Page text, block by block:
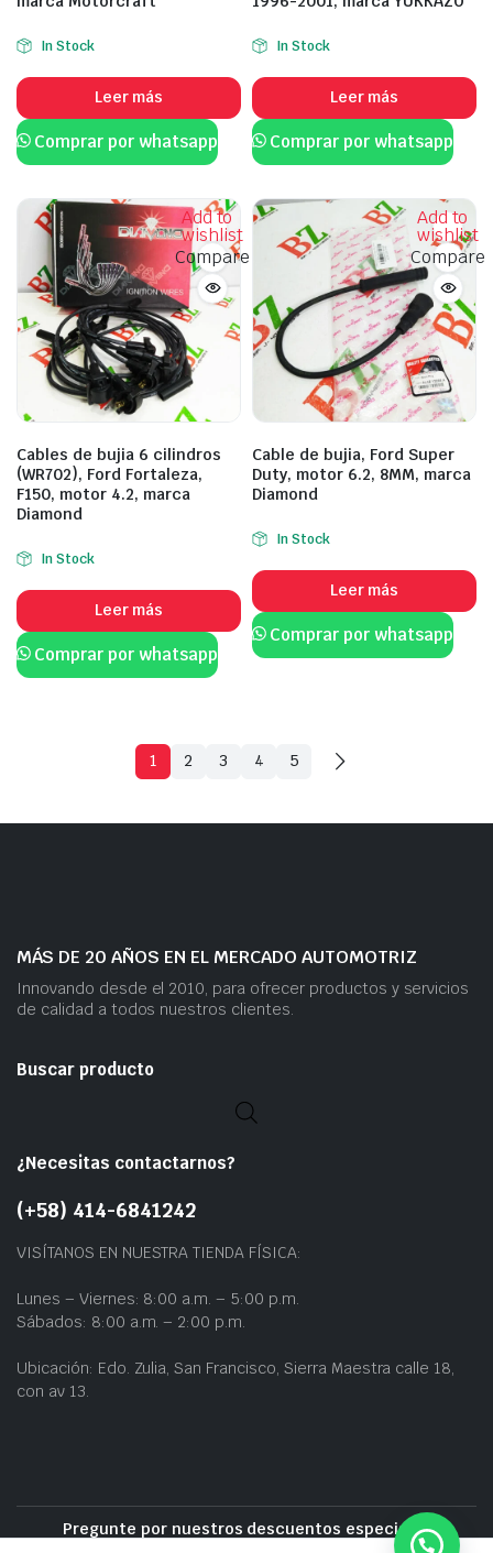
In Stock
Leer más
Comprar por whatsapp
In Stock
Leer más
Comprar por whatsapp
Add to
wishlist
Compare
Cables de bujia 6 cilindros
(WR702), Ford Fortaleza,
F150, motor 4.2, marca
Diamond
In Stock
Leer más
Comprar por whatsapp
Add to
wishlist
Compare
Cable de bujia, Ford Super
Duty, motor 6.2, 8MM, marca
Diamond
In Stock
Leer más
Comprar por whatsapp
1 2 3 4 5
MÁS DE 20 AÑOS EN EL MERCADO AUTOMOTRIZ
Innovando desde el 2010, para ofrecer productos y servicios
de calidad a todos nuestros clientes.
Buscar producto
¿Necesitas contactarnos?
(+58) 414-6841242
VISÍTANOS EN NUESTRA TIENDA FÍSICA:
Lunes – Viernes: 8:00 a.m. – 5:00 p.m.
Sábados: 8:00 a.m. – 2:00 p.m.
Ubicación: Edo. Zulia, San Francisco, Sierra Maestra calle 18,
con av 13.
Pregunte por nuestros descuentos especiales